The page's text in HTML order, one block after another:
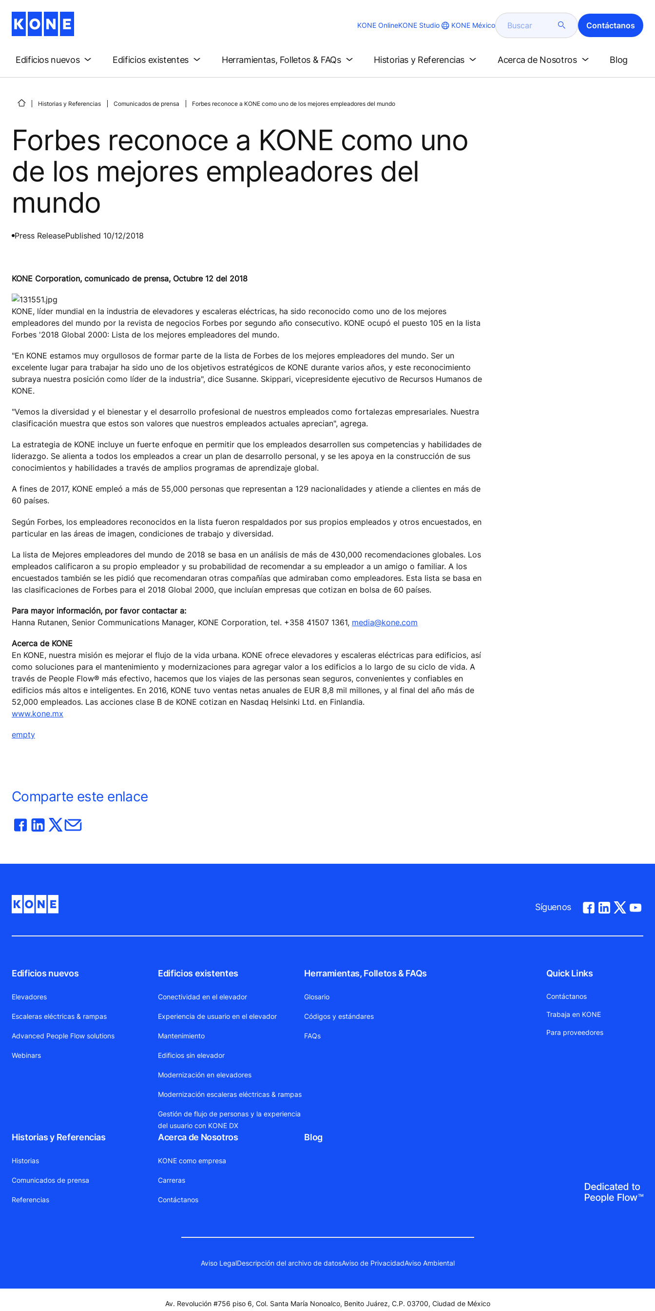
KONE OnlineKONE Studio KONE México Buscar Contáctanos
Edificios nuevos Edificios existentes Herramientas, Folletos & FAQs Historias y Referencias Acerca de Nosotros Blog
Historias y Referencias Comunicados de prensa Forbes reconoce a KONE como uno de los mejores empleadores del mundo
Forbes reconoce a KONE como uno
de los mejores empleadores del
mundo
Press ReleasePublished 10/12/2018
KONE Corporation, comunicado de prensa, Octubre 12 del 2018
KONE, líder mundial en la industria de elevadores y escaleras eléctricas, ha sido reconocido como uno de los mejores
empleadores del mundo por la revista de negocios Forbes por segundo año consecutivo. KONE ocupó el puesto 105 en la lista
Forbes '2018 Global 2000: Lista de los mejores empleadores del mundo.
"En KONE estamos muy orgullosos de formar parte de la lista de Forbes de los mejores empleadores del mundo. Ser un
excelente lugar para trabajar ha sido uno de los objetivos estratégicos de KONE durante varios años, y este reconocimiento
subraya nuestra posición como líder de la industria", dice Susanne. Skippari, vicepresidente ejecutivo de Recursos Humanos de
KONE.
"Vemos la diversidad y el bienestar y el desarrollo profesional de nuestros empleados como fortalezas empresariales. Nuestra
clasificación muestra que estos son valores que nuestros empleados actuales aprecian", agrega.
La estrategia de KONE incluye un fuerte enfoque en permitir que los empleados desarrollen sus competencias y habilidades de
liderazgo. Se alienta a todos los empleados a crear un plan de desarrollo personal, y se les apoya en la construcción de sus
conocimientos y habilidades a través de amplios programas de aprendizaje global.
A fines de 2017, KONE empleó a más de 55,000 personas que representan a 129 nacionalidades y atiende a clientes en más de
60 países.
Según Forbes, los empleadores reconocidos en la lista fueron respaldados por sus propios empleados y otros encuestados, en
particular en las áreas de imagen, condiciones de trabajo y diversidad.
La lista de Mejores empleadores del mundo de 2018 se basa en un análisis de más de 430,000 recomendaciones globales. Los
empleados calificaron a su propio empleador y su probabilidad de recomendar a su empleador a un amigo o familiar. A los
encuestados también se les pidió que recomendaran otras compañías que admiraban como empleadores. Esta lista se basa en
las clasificaciones de Forbes para el 2018 Global 2000, que incluían empresas que cotizan en bolsa de 60 países.
Para mayor información, por favor contactar a:
Hanna Rutanen, Senior Communications Manager, KONE Corporation, tel. +358 41507 1361, media@kone.com
Acerca de KONE
En KONE, nuestra misión es mejorar el flujo de la vida urbana. KONE ofrece elevadores y escaleras eléctricas para edificios, así
como soluciones para el mantenimiento y modernizaciones para agregar valor a los edificios a lo largo de su ciclo de vida. A
través de People Flow® más efectivo, hacemos que los viajes de las personas sean seguros, convenientes y confiables en
edificios más altos e inteligentes. En 2016, KONE tuvo ventas netas anuales de EUR 8,8 mil millones, y al final del año más de
52,000 empleados. Las acciones clase B de KONE cotizan en Nasdaq Helsinki Ltd. en Finlandia.
www.kone.mx
empty
Comparte este enlace
Síguenos
Edificios nuevos
Elevadores
Escaleras eléctricas & rampas
Advanced People Flow solutions
Webinars
Edificios existentes
Conectividad en el elevador
Experiencia de usuario en el elevador
Mantenimiento
Edificios sin elevador
Modernización en elevadores
Modernización escaleras eléctricas & rampas
Gestión de flujo de personas y la experiencia
del usuario con KONE DX
Herramientas, Folletos & FAQs
Glosario
Códigos y estándares
FAQs
Historias y Referencias
Historias
Comunicados de prensa
Referencias
Acerca de Nosotros
KONE como empresa
Carreras
Contáctanos
Blog
Quick Links
Contáctanos
Trabaja en KONE
Para proveedores
Aviso LegalDescripción del archivo de datosAviso de PrivacidadAviso Ambiental
Av. Revolución #756 piso 6, Col. Santa María Nonoalco, Benito Juárez, C.P. 03700, Ciudad de México